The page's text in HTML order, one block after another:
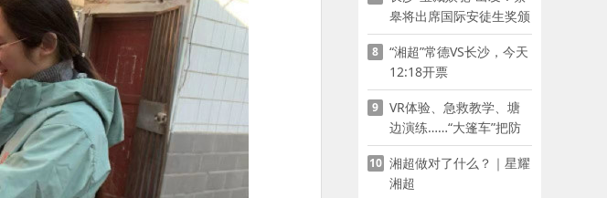
皋将出席国际安徒生奖颁
奖典礼并领奖
8
“湘超”常德VS长沙，今天
12:18开票
9
VR体验、急救教学、塘
边演练……“大篷车”把防
溺水课堂搬到乡村青少年
家门口
10 湘超做对了什么？｜星耀
湘超